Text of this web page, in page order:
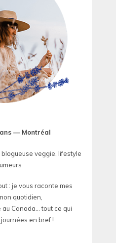
— Montréal
, blogueuse veggie, lifestyle
: je vous raconte mes
quotidien,
Canada... tout ce qui
en bref !